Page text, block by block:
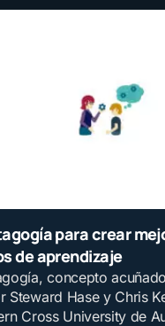
para crear
de aprendizaje
concepto
Steward Hase y Chris
Cross University de